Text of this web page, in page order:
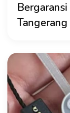
Tangerang